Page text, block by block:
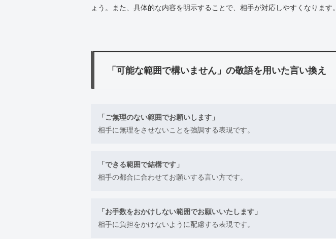
ょう。また、具体的な内容を明示することで、相手が対応しやすくなります。
「可能な範囲で構いません」の敬語を用いた言い換え
「ご無理のない範囲でお願いします」
相手に無理をさせないことを強調する表現です。
「できる範囲で結構です」
相手の都合に合わせてお願いする言い方です。
「お手数をおかけしない範囲でお願いいたします」
相手に負担をかけないように配慮する表現です。